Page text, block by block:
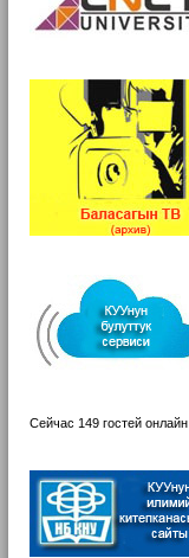
Сейчас 149 гостей онлайн